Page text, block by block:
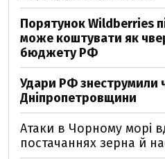
Порятунок Wildberries
може коштувати як
бюджету РФ
Удари РФ знеструмили
Дніпропетровщини
Атаки в Чорному морі
постачаннях зерна й